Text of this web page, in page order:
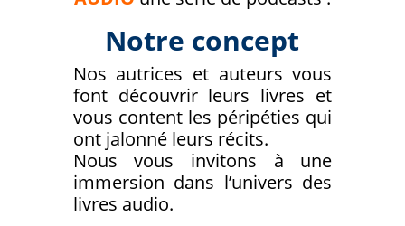
Notre concept
Nos autrices et auteurs vous
font découvrir leurs livres et
vous content les péripéties qui
ont jalonné leurs récits.
Nous vous invitons à une
immersion dans l’univers des
livres audio.